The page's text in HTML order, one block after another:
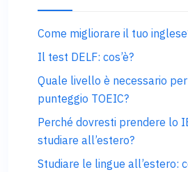
Come migliorare il tuo
Il test DELF: cos’è?
Quale livello è necessario
punteggio TOEIC?
Perché dovresti prendere lo
studiare all’estero?
Studiare le lingue all’estero: